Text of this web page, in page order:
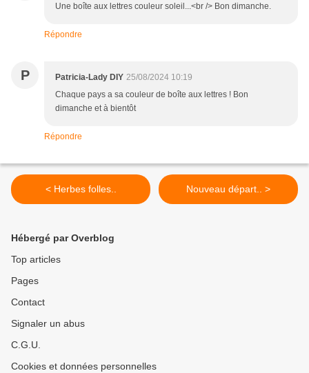
Une boîte aux lettres couleur soleil...<br /> Bon dimanche.
Répondre
P Patricia-Lady DIY 25/08/2024 10:19
Chaque pays a sa couleur de boîte aux lettres ! Bon
dimanche et à bientôt
Répondre
< Herbes folles.. Nouveau départ.. >
Hébergé par Overblog
Top articles
Pages
Contact
Signaler un abus
C.G.U.
Cookies et données personnelles